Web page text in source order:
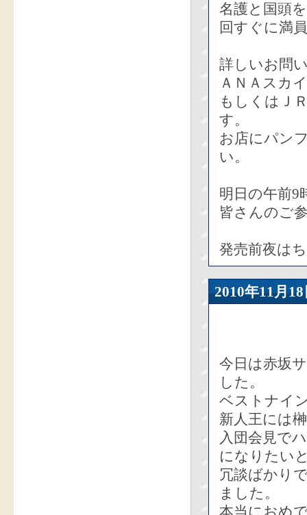
名護と国頭
回すぐに満
詳しいお問
ＡＮＡスカ
もしくはＪ
す。
お店にパン
い。
明日の午前9
皆さんのご
発売前夜は
2010年11
今日は赤坂
した。
ベストナイ
新人王には
入団会見で
になりたい
冗談ばかり
ました。
本当におめ